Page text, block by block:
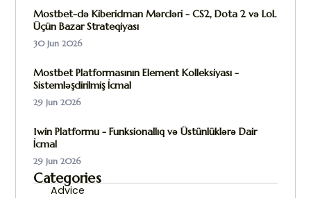
Mostbet-də Kiberidman Mərcləri - CS2, Dota 2 və LoL
Üçün Bazar Strateqiyası
30 Jun 2026
Mostbet Platformasının Element Kolleksiyası -
Sistemləşdirilmiş İcmal
29 Jun 2026
1win Platformu - Funksionallıq və Üstünlüklərə Dair
İcmal
29 Jun 2026
Categories
Advice